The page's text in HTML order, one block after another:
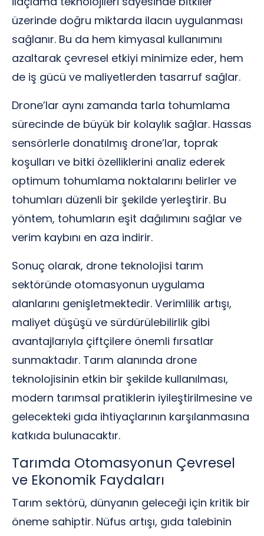
üzerinde doğru miktarda ilacın uygulanması
sağlanır. Bu da hem kimyasal kullanımını
azaltarak çevresel etkiyi minimize eder, hem
de iş gücü ve maliyetlerden tasarruf sağlar.
Drone’lar aynı zamanda tarla tohumlama
sürecinde de büyük bir kolaylık sağlar. Hassas
sensörlerle donatılmış drone’lar, toprak
koşulları ve bitki özelliklerini analiz ederek
optimum tohumlama noktalarını belirler ve
tohumları düzenli bir şekilde yerleştirir. Bu
yöntem, tohumların eşit dağılımını sağlar ve
verim kaybını en aza indirir.
Sonuç olarak, drone teknolojisi tarım
sektöründe otomasyonun uygulama
alanlarını genişletmektedir. Verimlilik artışı,
maliyet düşüşü ve sürdürülebilirlik gibi
avantajlarıyla çiftçilere önemli fırsatlar
sunmaktadır. Tarım alanında drone
teknolojisinin etkin bir şekilde kullanılması,
modern tarımsal pratiklerin iyileştirilmesine ve
gelecekteki gıda ihtiyaçlarının karşılanmasına
katkıda bulunacaktır.
Tarımda Otomasyonun Çevresel
ve Ekonomik Faydaları
Tarım sektörü, dünyanın geleceği için kritik bir
öneme sahiptir. Nüfus artışı, gıda talebinin